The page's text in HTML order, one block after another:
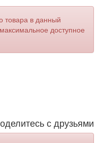
товара в данный
доступное
с друзьями